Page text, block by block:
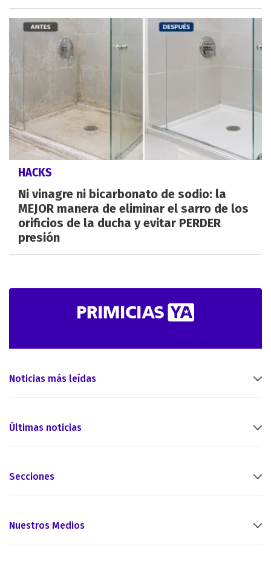
HACKS
Ni vinagre ni bicarbonato de sodio: la
MEJOR manera de eliminar el sarro de los
orificios de la ducha y evitar PERDER
presión
Noticias más leídas
Últimas noticias
Secciones
Nuestros Medios